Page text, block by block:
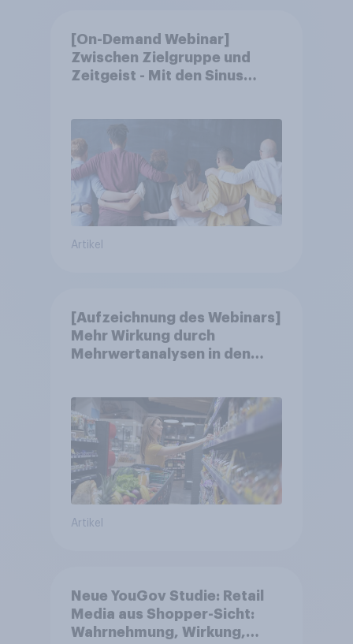
[On-Demand Webinar]
Zwischen Zielgruppe und
Zeitgeist - Mit den Sinus
Artikel
[Aufzeichnung des Webinars]
Mehr Wirkung durch
Mehrwertanalysen in den
Artikel
Neue YouGov Studie: Retail
Media aus Shopper-Sicht:
Wahrnehmung, Wirkung,